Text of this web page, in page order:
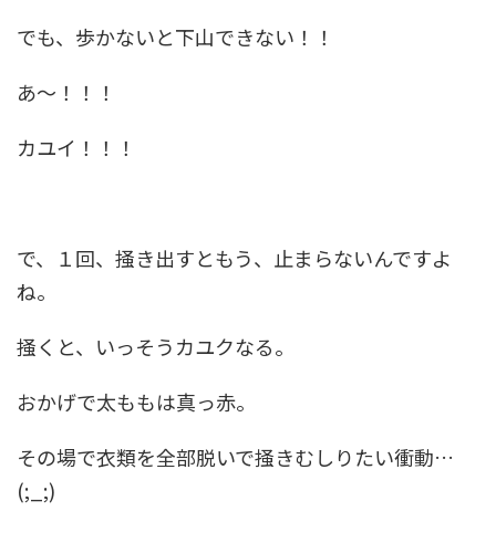
でも、歩かないと下山できない！！
あ～！！！
カユイ！！！
で、１回、掻き出すともう、止まらないんですよ
ね。
掻くと、いっそうカユクなる。
おかげで太ももは真っ赤。
その場で衣類を全部脱いで掻きむしりたい衝動…
(;_;)